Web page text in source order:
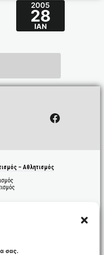
σας.
2005
28
ΙΑΝ
Facebook
– Αθλητισμός